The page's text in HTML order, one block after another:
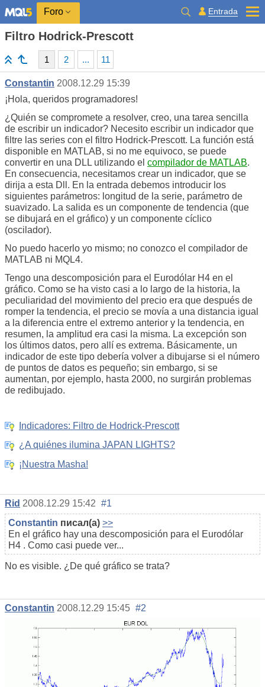
Foro Entrada
Filtro Hodrick-Prescott
1 2 ... 11
Constantin 2008.12.29 15:39
¡Hola, queridos programadores!
¿Quién se compromete a resolver, creo, una tarea sencilla
de escribir un indicador? Necesito escribir un indicador que
filtre las series con el filtro Hodrick-Prescott. La función está
disponible en MATLAB, si no me equivoco, se puede
convertir en una DLL utilizando el compilador de MATLAB.
En consecuencia, necesitamos crear un indicador, que se
dirija a esta Dll. En la entrada debemos introducir los
siguientes parámetros: longitud de la serie, parámetro de
suavizado. La salida es un componente de tendencia (que
se dibujará en el gráfico) y un componente cíclico
(oscilador).
No puedo hacerlo yo mismo; no conozco el compilador de
MATLAB ni MQL4.
Tengo una descomposición para el Eurodólar H4 en el
gráfico. Como se ha visto casi a lo largo de la historia, la
peculiaridad del movimiento del precio era que después de
romper la tendencia, el precio se movía a una distancia igual
a la diferencia entre el extremo anterior y la tendencia, en
resumen, la amplitud era casi la misma. La excepción son
los últimos datos, pero allí es extrema. Básicamente, un
indicador de este tipo debería volver a dibujarse si el número
de puntos de datos es pequeño; sin embargo, si se
aumentan, por ejemplo, hasta 2000, no surgirán problemas
de redibujado.
Indicadores: Filtro de Hodrick-Prescott
¿A quiénes ilumina JAPAN LIGHTS?
¡Nuestra Masha!
Rid 2008.12.29 15:42 #1
Constantin писал(а) >>
En el gráfico hay una descomposición para el Eurodólar
H4 . Como casi puede ver...
No es visible. ¿De qué gráfico se trata?
Constantin 2008.12.29 15:45 #2